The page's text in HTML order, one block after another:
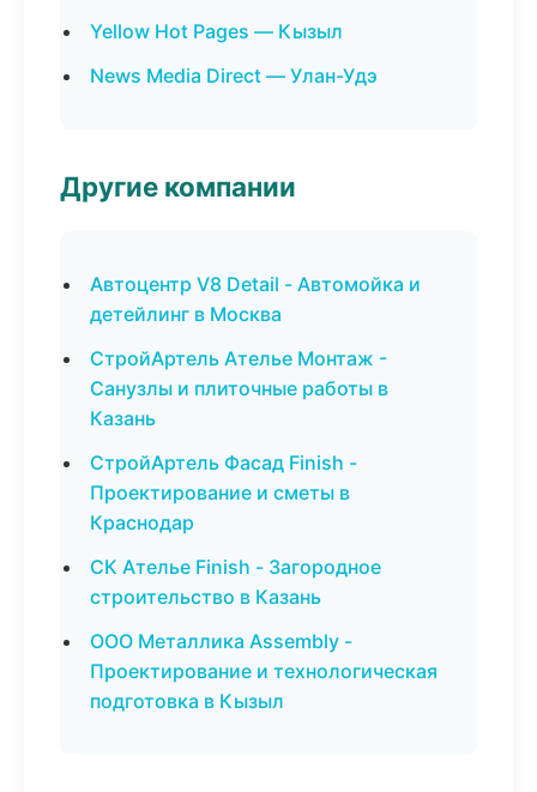
Yellow Hot Pages — Кызыл
News Media Direct — Улан-Удэ
Другие компании
Автоцентр V8 Detail - Автомойка и
детейлинг в Москва
СтройАртель Ателье Монтаж -
Санузлы и плиточные работы в
Казань
СтройАртель Фасад Finish -
Проектирование и сметы в
Краснодар
СК Ателье Finish - Загородное
строительство в Казань
ООО Металлика Assembly -
Проектирование и технологическая
подготовка в Кызыл